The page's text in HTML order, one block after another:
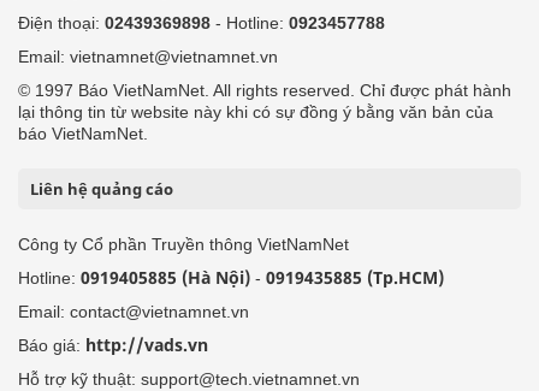
Điện thoại: 02439369898 - Hotline: 0923457788
Email: vietnamnet@vietnamnet.vn
© 1997 Báo VietNamNet. All rights reserved. Chỉ được phát hành
lại thông tin từ website này khi có sự đồng ý bằng văn bản của
báo VietNamNet.
Liên hệ quảng cáo
Công ty Cổ phần Truyền thông VietNamNet
Hotline: 0919405885 (Hà Nội) - 0919435885 (Tp.HCM)
Email: contact@vietnamnet.vn
Báo giá: http://vads.vn
Hỗ trợ kỹ thuật: support@tech.vietnamnet.vn